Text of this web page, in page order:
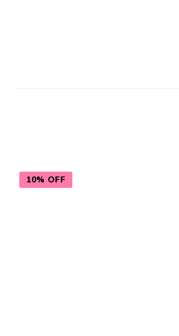
10% OFF